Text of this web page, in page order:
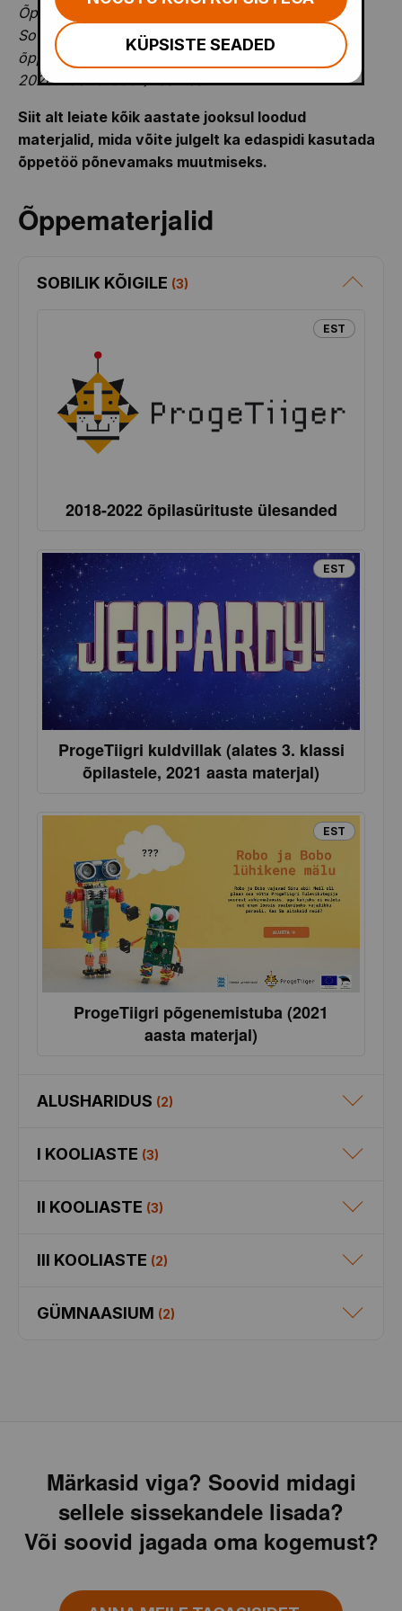
Õpilasüritusi rahastati Euroopa Liidu Euroopa
Sotsiaalfondi meetme "Kaasaegse ja uuendusliku
õppevara arendamine ja kasutuselevõtt" (2014-
2020.1.03.15-0001) raames.
Siit alt leiate kõik aastate jooksul loodud
materjalid, mida võite julgelt ka edaspidi kasutada
õppetöö põnevamaks muutmiseks.
Õppematerjalid
SOBILIK KÕIGILE (3)
EST
2018-2022 õpilasürituste ülesanded
EST
ProgeTiigri kuldvillak (alates 3. klassi
õpilastele, 2021 aasta materjal)
EST
ProgeTiigri põgenemistuba (2021
aasta materjal)
ALUSHARIDUS (2)
I KOOLIASTE (3)
II KOOLIASTE (3)
III KOOLIASTE (2)
GÜMNAASIUM (2)
Märkasid viga? Soovid midagi
sellele sissekandele lisada?
Või soovid jagada oma kogemust?
KÜPSISTE SEADED